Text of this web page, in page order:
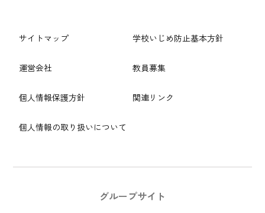
サイトマップ
運営会社
個人情報保護方針
個人情報の取り扱いについて
学校いじめ防止基本方針
教員募集
関連リンク
グループサイト